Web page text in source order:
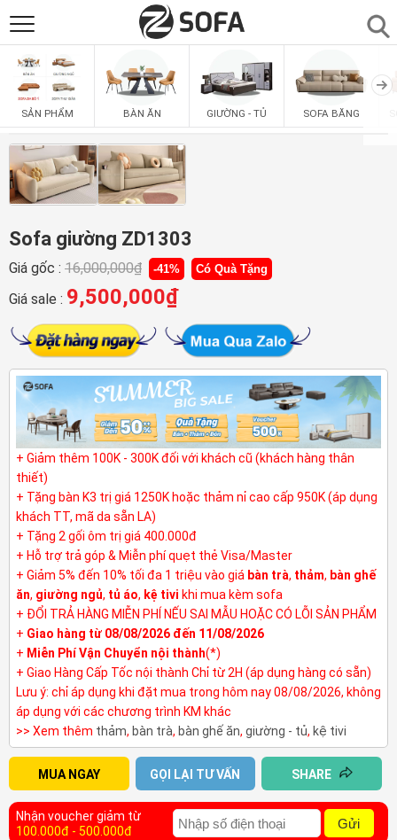
SẢN PHẨM
SOFAS
PHÒNG ĂN
PHÒNG NGỦ
PHÒNG KHÁCH
LIÊN HỆ
SẢN PHẨM BÀN ĂN GIƯỜNG - TỦ SOFA BĂNG
Sofa giường ZD1303
Giá gốc : 16,000,000₫ -41% Có Quà Tặng
Giá sale : 9,500,000₫
+ Giảm thêm 100K - 300K đối với khách cũ (khách hàng thân
thiết)
+ Tặng bàn K3 trị giá 1250K hoặc thảm nỉ cao cấp 950K (áp dụng
khách TT, mã da sẵn LA)
+ Tặng 2 gối ôm trị giá 400.000đ
+ Hỗ trợ trả góp & Miễn phí quẹt thẻ Visa/Master
+ Giảm 5% đến 10% tối đa 1 triệu vào giá bàn trà, thảm, bàn ghế
ăn, giường ngủ, tủ áo, kệ tivi khi mua kèm sofa
+ ĐỔI TRẢ HÀNG MIỄN PHÍ NẾU SAI MẪU HOẶC CÓ LỖI SẢN PHẨM
+ Giao hàng từ 08/08/2026 đến 11/08/2026
+ Miễn Phí Vận Chuyển nội thành(*)
+ Giao Hàng Cấp Tốc nội thành Chỉ từ 2H (áp dụng hàng có sẵn)
Lưu ý: chỉ áp dụng khi đặt mua trong hôm nay 08/08/2026, không
áp dụng với các chương trình KM khác
>> Xem thêm thảm, bàn trà, bàn ghế ăn, giường - tủ, kệ tivi
MUA NGAY GỌI LẠI TƯ VẤN SHARE
Nhận voucher giảm từ
100.000đ - 500.000đ
Gửi